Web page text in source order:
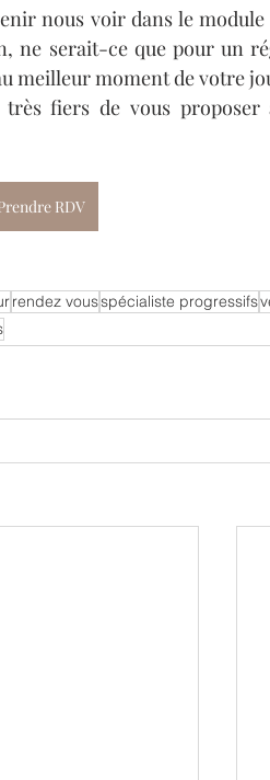
nous voir dans le
ne serait-ce que pour un
meilleur moment de votre
fiers de vous proposer
RDV
rendez vousspécialiste progressifs